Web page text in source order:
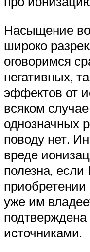
Насыщение
широко
оговоримся
негативных,
эффектов от
всяком
однозначных
поводу нет.
вреде
полезна,
приобретении
уже им
источниками.